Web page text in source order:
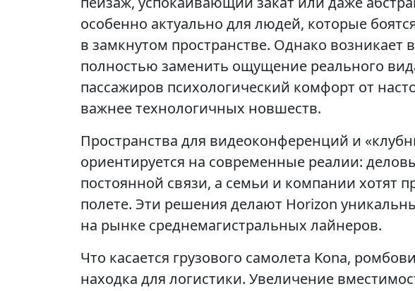
особенно актуально для людей, которые
в замкнутом пространстве. Однако возникает
полностью заменить ощущение реального
пассажиров психологический комфорт от
важнее технологичных новшеств.
Пространства для видеоконференций и
ориентируется на современные реалии:
постоянной связи, а семьи и компании хотят
полете. Эти решения делают Horizon
на рынке среднемагистральных лайнеров.
Что касается грузового самолета Kona,
находка для логистики. Увеличение